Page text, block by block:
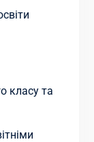
класу та